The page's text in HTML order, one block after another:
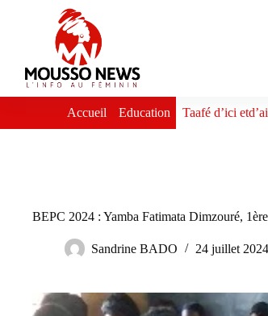
Accueil Education Taafé d’ici
BEPC 2024 : Yamba Fatimata Dimzouré,
Sandrine BADO 24 juillet 2024